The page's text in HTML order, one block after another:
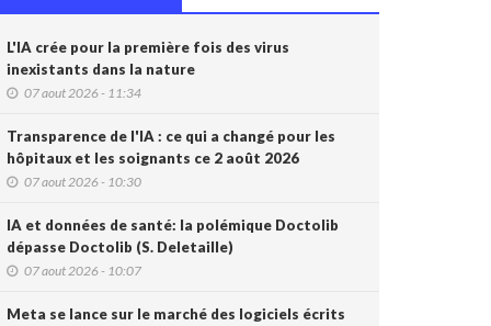
L'IA crée pour la première fois des virus
inexistants dans la nature
07 aout 2026 - 11:34
Transparence de l'IA : ce qui a changé pour les
hôpitaux et les soignants ce 2 août 2026
07 aout 2026 - 10:30
IA et données de santé: la polémique Doctolib
dépasse Doctolib (S. Deletaille)
07 aout 2026 - 10:07
Meta se lance sur le marché des logiciels écrits